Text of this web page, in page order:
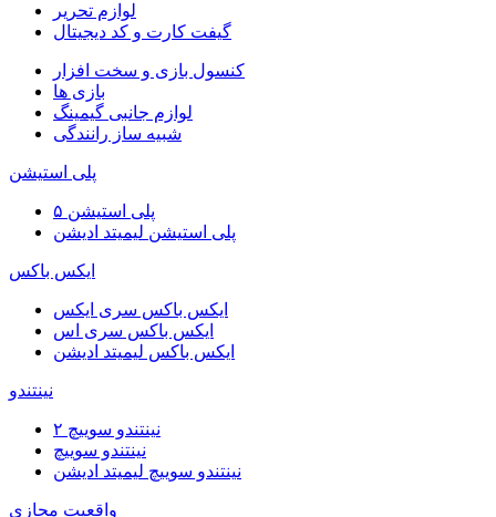
لوازم تحریر
گیفت کارت و کد دیجیتال
کنسول بازی و سخت افزار
بازی ها
لوازم جانبی گیمینگ
شبیه ساز رانندگی
پلی استیشن
پلی استیشن ۵
پلی استیشن لیمیتد ادیشن
ایکس باکس
ایکس باکس سری ایکس
ایکس باکس سری اس
ایکس باکس لیمیتد ادیشن
نینتندو
نینتندو سوییچ ۲
نینتندو سوییچ
نینتندو سوییچ لیمیتد ادیشن
واقعیت مجازی